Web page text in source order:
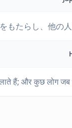
もたらし、他の
हैं; और कुछ लोग जब